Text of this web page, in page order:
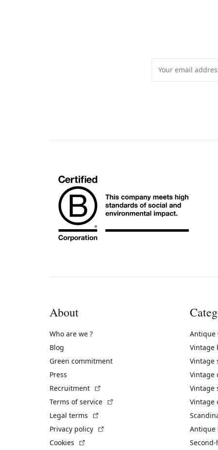
About
Who are we ?
Blog
Green commitment
Press
Recruitment
Terms of service
Legal terms
Privacy policy
Cookies
Antique
Vintage
Vintage
Vintage
Vintage
Vintage
Antique